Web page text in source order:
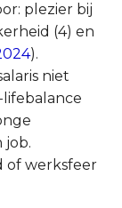
plezier bij
(4) en
).
niet
job.
of werksfeer